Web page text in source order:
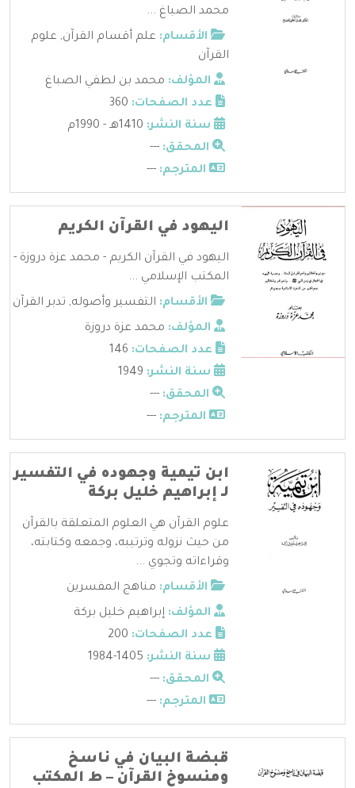
محمد الصباغ ...
الأقسام: علم أقسام القرآن, علوم
القرآن
المؤلف: محمد بن لطفي الصباغ
عدد الصفحات:
سنة النشر:
المحقق: ---
المترجم: ---
اليهود في القرآن الكريم
اليهود في القرآن الكريم - محمد عزة دروزة -
المكتب الإسلامي ...
الأقسام: التفسير وأصوله, تدبر القرآن
المؤلف: محمد عزة دروزة
عدد الصفحات:
سنة النشر:
المحقق: ---
المترجم: ---
ابن تيمية وجهوده في التفسير
لـ إبراهيم خليل بركة
علوم القرآن هي العلوم المتعلقة بالقرآن
من حيث نزوله وترتيبه، وجمعه وكتابته،
وقراءاته وتجوي ...
الأقسام: مناهج المفسرين
المؤلف: إبراهيم خليل بركة
عدد الصفحات:
سنة النشر:
المحقق: ---
المترجم: ---
قبضة البيان في ناسخ
ومنسوخ القرآن – ط المكتب